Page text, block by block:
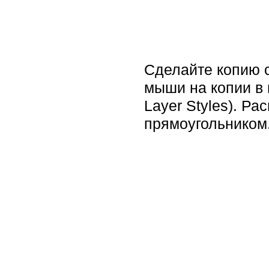
Сделайте копию
мыши на копии в
Layer Styles).